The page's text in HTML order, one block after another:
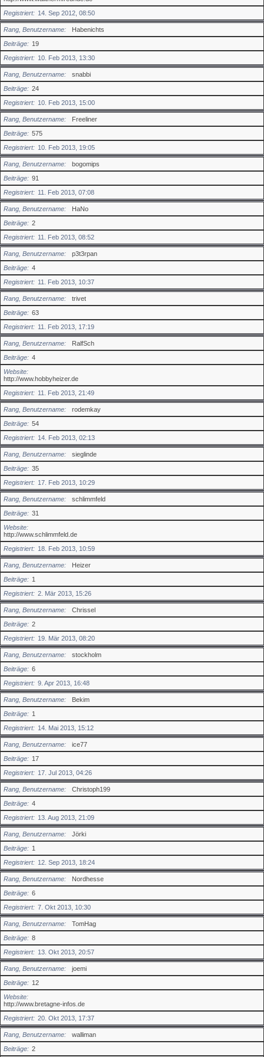
Registriert
14. Sep 2012, 08:50
Rang, Benutzername
Habenichts
Beiträge
19
Registriert
10. Feb 2013, 13:30
Rang, Benutzername
snabbi
Beiträge
24
Registriert
10. Feb 2013, 15:00
Rang, Benutzername
Freeliner
Beiträge
575
Registriert
10. Feb 2013, 19:05
Rang, Benutzername
bogomips
Beiträge
91
Registriert
11. Feb 2013, 07:08
Rang, Benutzername
HaNo
Beiträge
2
Registriert
11. Feb 2013, 08:52
Rang, Benutzername
p3t3rpan
Beiträge
4
Registriert
11. Feb 2013, 10:37
Rang, Benutzername
trivet
Beiträge
63
Registriert
11. Feb 2013, 17:19
Rang, Benutzername
RalfSch
Beiträge
4
Website
http://www.hobbyheizer.de
Registriert
11. Feb 2013, 21:49
Rang, Benutzername
rodemkay
Beiträge
54
Registriert
14. Feb 2013, 02:13
Rang, Benutzername
sieglinde
Beiträge
35
Registriert
17. Feb 2013, 10:29
Rang, Benutzername
schlimmfeld
Beiträge
31
Website
http://www.schlimmfeld.de
Registriert
18. Feb 2013, 10:59
Rang, Benutzername
Heizer
Beiträge
1
Registriert
2. Mär 2013, 15:26
Rang, Benutzername
Chrissel
Beiträge
2
Registriert
19. Mär 2013, 08:20
Rang, Benutzername
stockholm
Beiträge
6
Registriert
9. Apr 2013, 16:48
Rang, Benutzername
Bekim
Beiträge
1
Registriert
14. Mai 2013, 15:12
Rang, Benutzername
ice77
Beiträge
17
Registriert
17. Jul 2013, 04:26
Rang, Benutzername
Christoph199
Beiträge
4
Registriert
13. Aug 2013, 21:09
Rang, Benutzername
Jörki
Beiträge
1
Registriert
12. Sep 2013, 18:24
Rang, Benutzername
Nordhesse
Beiträge
6
Registriert
7. Okt 2013, 10:30
Rang, Benutzername
TomHag
Beiträge
8
Registriert
13. Okt 2013, 20:57
Rang, Benutzername
joemi
Beiträge
12
Website
http://www.bretagne-infos.de
Registriert
20. Okt 2013, 17:37
Rang, Benutzername
walliman
Beiträge
2